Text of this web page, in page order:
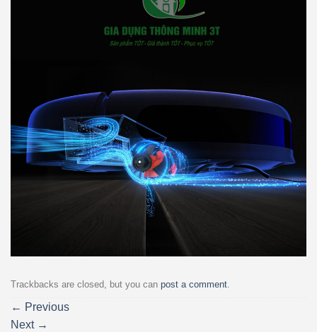
Trackbacks are closed, but you can post a comment.
← Previous
Next →